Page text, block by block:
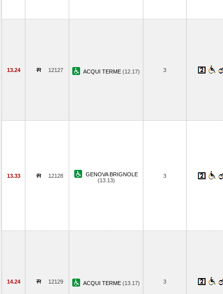
13.24 12127 ACQUI TERME (12.17) 3
13.33 12128
GENOVA BRIGNOLE
(13.13)
3
14.24 12129 ACQUI TERME (13.17) 3